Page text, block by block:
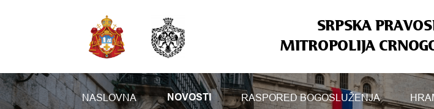
SRPSKA
MITROPOLIJA
NASLOVNA NOVOSTI RASPORED BOGOSLUŽENJA